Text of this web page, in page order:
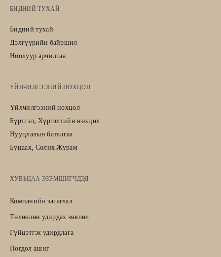
БИДНИЙ ТУХАЙ
Бидний тухай
Дэлгүүрийн байршил
Ноолуур арчилгаа
ҮЙЛЧИЛГЭЭНИЙ НӨХЦӨЛ
Үйлчилгээний нөхцөл
Бүртгэл, Хүргэлтийн нөхцөл
Нууцлалын баталгаа
Буцаах, Солих Журам
ХУВЬЦАА ЭЗЭМШИГЧДЭД
Компанийн засаглал
Төлөөлөн удирдах зөвлөл
Гүйцэтгэх удирдлага
Ногдол ашиг